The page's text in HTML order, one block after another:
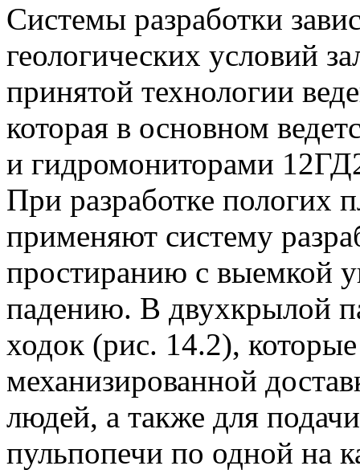
Системы разработки
геологических условий
принятой технологии
которая в основном
и гидромониторами
При разработке пологих
применяют систему
простиранию с выемкой
падению. В двухкрылой
ходок (рис. 14.2),
механизированной
людей, а также для
пульпопечи по одной на